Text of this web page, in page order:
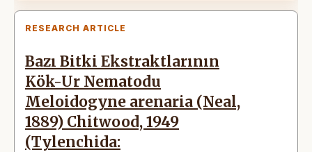
RESEARCH ARTICLE
Bazı Bitki Ekstraktlarının
Kök-Ur Nematodu
Meloidogyne arenaria (Neal,
1889) Chitwood, 1949
(Tylenchida: